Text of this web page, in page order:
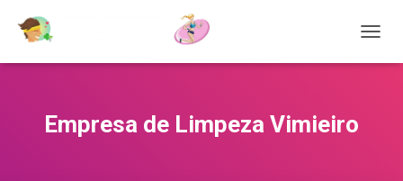
O
Empresa de Limpeza Vimieiro